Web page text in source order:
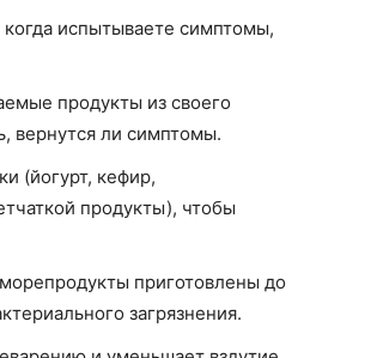
испытываете симптомы,
продукты из своего
вернутся ли симптомы.
(йогурт, кефир,
продукты), чтобы
приготовлены до
загрязнения.